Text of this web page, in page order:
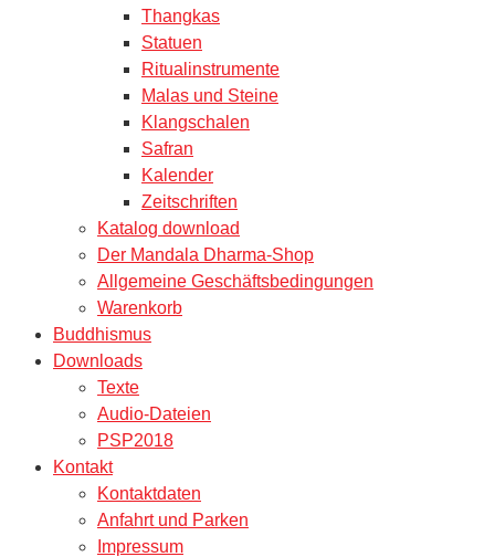
Thangkas
Statuen
Ritualinstrumente
Malas und Steine
Klangschalen
Safran
Kalender
Zeitschriften
Katalog download
Der Mandala Dharma-Shop
Allgemeine Geschäftsbedingungen
Warenkorb
Buddhismus
Downloads
Texte
Audio-Dateien
PSP2018
Kontakt
Kontaktdaten
Anfahrt und Parken
Impressum